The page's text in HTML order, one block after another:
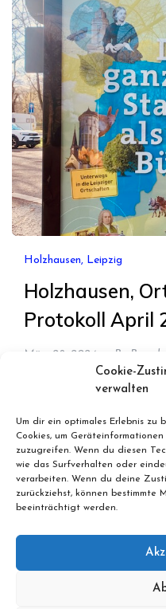
Cookie-
verwalten
Um dir ein optimales Erlebnis zu
Cookies, um
zuzugreifen. Wenn du diesen
wie das Surfverhalten oder
verarbeiten. Wenn du deine
zurückziehst, können bestimmte
beeinträchtigt werden.
Holzhausen, Leipzig
Holzhausen,
Protokoll April
März 28, 2024 By Bernd
Protokoll
Abgang Frau Raqué,
die „Kulturzeit“.